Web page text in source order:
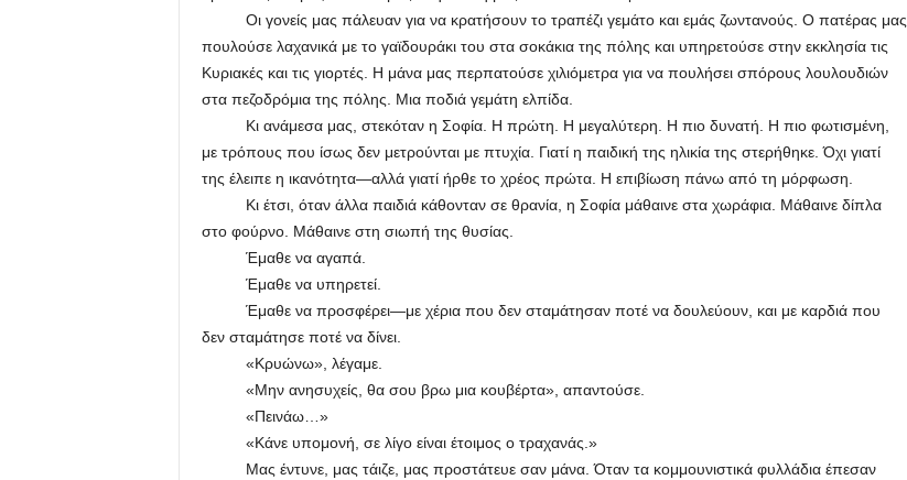
Οι γονείς μας πάλευαν για να κρατήσουν το τραπέζι γεμάτο και εμάς ζωντανούς. Ο πατέρας μας
πουλούσε λαχανικά με το γαϊδουράκι του στα σοκάκια της πόλης και υπηρετούσε στην εκκλησία τις
Κυριακές και τις γιορτές. Η μάνα μας περπατούσε χιλιόμετρα για να πουλήσει σπόρους λουλουδιών
στα πεζοδρόμια της πόλης. Μια ποδιά γεμάτη ελπίδα.
Κι ανάμεσα μας, στεκόταν η Σοφία. Η πρώτη. Η μεγαλύτερη. Η πιο δυνατή. Η πιο φωτισμένη,
με τρόπους που ίσως δεν μετρούνται με πτυχία. Γιατί η παιδική της ηλικία της στερήθηκε. Όχι γιατί
της έλειπε η ικανότητα—αλλά γιατί ήρθε το χρέος πρώτα. Η επιβίωση πάνω από τη μόρφωση.
Κι έτσι, όταν άλλα παιδιά κάθονταν σε θρανία, η Σοφία μάθαινε στα χωράφια. Μάθαινε δίπλα
στο φούρνο. Μάθαινε στη σιωπή της θυσίας.
Έμαθε να αγαπά.
Έμαθε να υπηρετεί.
Έμαθε να προσφέρει—με χέρια που δεν σταμάτησαν ποτέ να δουλεύουν, και με καρδιά που
δεν σταμάτησε ποτέ να δίνει.
«Κρυώνω», λέγαμε.
«Μην ανησυχείς, θα σου βρω μια κουβέρτα», απαντούσε.
«Πεινάω…»
«Κάνε υπομονή, σε λίγο είναι έτοιμος ο τραχανάς.»
Μας έντυνε, μας τάιζε, μας προστάτευε σαν μάνα. Όταν τα κομμουνιστικά φυλλάδια έπεσαν